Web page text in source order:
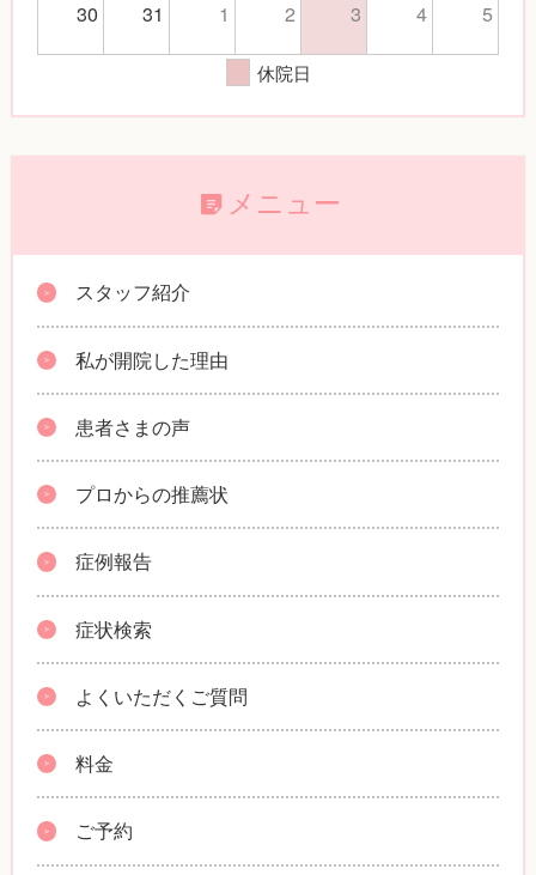
30 31 1 2 3 4 5
休院日
メニュー
スタッフ紹介
私が開院した理由
患者さまの声
プロからの推薦状
症例報告
症状検索
よくいただくご質問
料金
ご予約